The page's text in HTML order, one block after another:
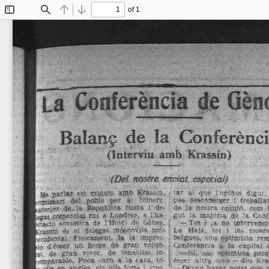
Find Previous
Next
of 1
La
  Conferència
  de
B a l a n ç d e l a C o n f e r è n c i
( I n t e r v i u a m b
K r a s s í n )
.
. . .
( D e l
nos fre enviat especial)
Ue
  parlar  ss'.
  miautó
amb
  Kras.àm,
l-^austari
del poble per i i Comerç kjke4Ór
de-!a
Bepubü··a russa í-de>
legat .cMQ^rciaj.
  rus  a
  Londrt*.
  3  i laa-
t i t a d ó  ««viètfcà d"
  l'Hbtíl
df Oénes.
kc-aísto és  el  delegat mosfi^vi"*  iné.> ,
oJe-tita!. -Físicameut. la ia  impre?
LIÓ d'éseer un  home de grati mtan-
jai. de gran vivor, de féaacitat m
J-fimpàrable.
  Pooa  --arn  a
la
  «
ara.  to-
j i
  ella en
  anglès,
  els
  ulls
  torts  i
  vius,
!'
tar al  que
  J'optQiò
dig1!?
  dencítiïèixtr
1 trçt^Jiar
  la  nostra
  opinió,
com
gut la  majoria  d*  la
— T<n
  1 .a
DO
La Haia, u.x \ les
belguis,
  ROU
optimista
Conferència a la  --apital
—iSi.
  -sóc.  optimií·ta
ésser aUra  i-osa —diu